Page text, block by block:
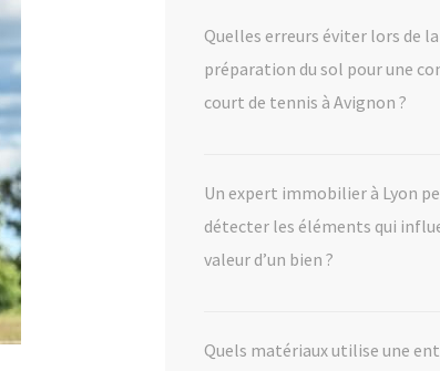
Quelles erreurs éviter lors de la
préparation du sol pour une
court de tennis à Avignon ?
Un expert immobilier à Lyon
détecter les éléments qui
valeur d’un bien ?
Quels matériaux utilise une